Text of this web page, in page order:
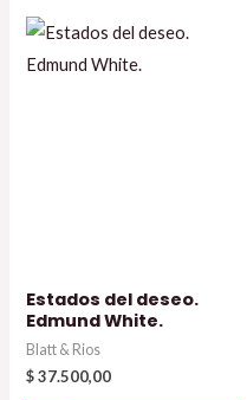
Estados del deseo.
Edmund White.
Blatt & Rios
$37.500,00